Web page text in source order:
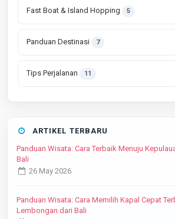
Fast Boat & Island Hopping 5
Panduan Destinasi 7
Tips Perjalanan 11
ARTIKEL TERBARU
Panduan Wisata: Cara Terbaik Menuju
Bali
26 May 2026
Panduan Wisata: Cara Memilih Kapal Cepat
Lembongan dari Bali